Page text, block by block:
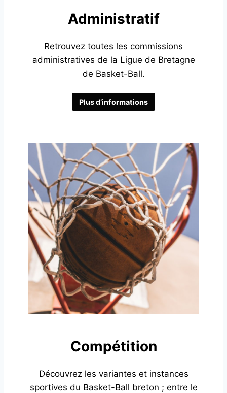
Administratif
Retrouvez toutes les commissions
administratives de la Ligue de Bretagne
de Basket-Ball.
Plus d’informations
Compétition
Découvrez les variantes et instances
sportives du Basket-Ball breton ; entre le